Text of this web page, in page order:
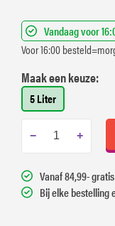
Vandaag voor
Voor 16:00
Maak een keuze:
5 Liter
− +
Vanaf 84,99-
Bij elke bestelling